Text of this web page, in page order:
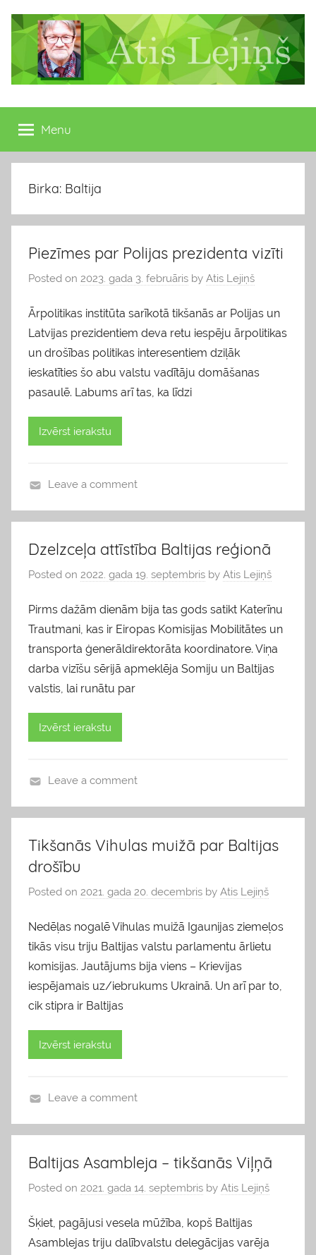
content
Atis
Lejiņš
13.
Saeimas
deputāts
Menu
Birka: Baltija
Piezīmes par Polijas prezidenta vizīti
Posted on 2023. gada 3. februāris by Atis Lejiņš
Ārpolitikas institūta sarīkotā tikšanās ar Polijas un
Latvijas prezidentiem deva retu iespēju ārpolitikas
un drošības politikas interesentiem dziļāk
ieskatīties šo abu valstu vadītāju domāšanas
pasaulē. Labums arī tas, ka līdzi
Izvērst ierakstu
l
g
s
Leave a comment
Dzelzceļa attīstība Baltijas reģionā
Posted on 2022. gada 19. septembris by Atis Lejiņš
Pirms dažām dienām bija tas gods satikt Katerīnu
Trautmani, kas ir Eiropas Komisijas Mobilitātes un
transporta ģenerāldirektorāta koordinatore. Viņa
darba vizīšu sērijā apmeklēja Somiju un Baltijas
valstis, lai runātu par
Izvērst ierakstu
l
g
s
Leave a comment
Tikšanās Vihulas muižā par Baltijas
drošību
Posted on 2021. gada 20. decembris by Atis Lejiņš
Nedēļas nogalē Vihulas muižā Igaunijas ziemeļos
tikās visu triju Baltijas valstu parlamentu ārlietu
komisijas. Jautājums bija viens – Krievijas
iespējamais uz/iebrukums Ukrainā. Un arī par to,
cik stipra ir Baltijas
Izvērst ierakstu
l
g
s
Leave a comment
Baltijas Asambleja – tikšanās Viļņā
Posted on 2021. gada 14. septembris by Atis Lejiņš
Šķiet, pagājusi vesela mūžība, kopš Baltijas
Asamblejas triju dalībvalstu delegācijas varēja